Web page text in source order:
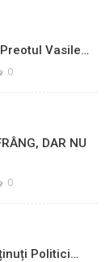
Vasile…
0
DAR NU
0
Politici…